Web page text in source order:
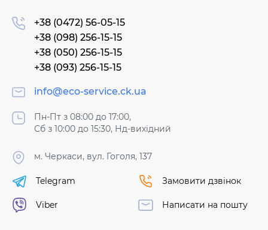
+38 (0472) 56-05-15
+38 (098) 256-15-15
+38 (050) 256-15-15
+38 (093) 256-15-15
info@eco-service.ck.ua
Пн-Пт з 08:00 до 17:00,
Сб з 10:00 до 15:30, Нд-вихідний
м. Черкаси, вул. Гоголя, 137
Telegram
Viber
Замовити дзвінок
Написати на пошту